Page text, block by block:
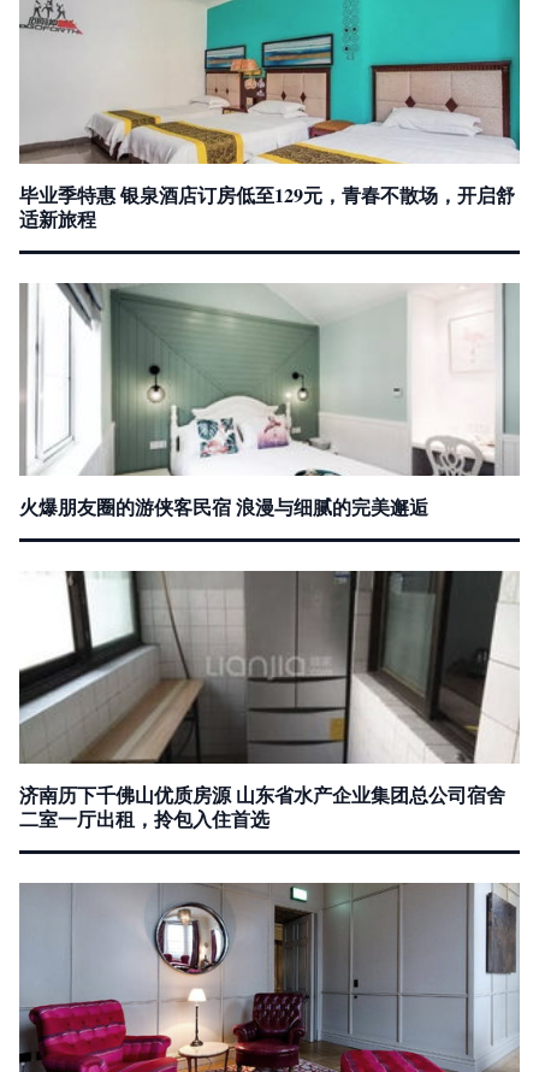
毕业季特惠 银泉酒店订房低至129元，青春不散场，开启舒
适新旅程
火爆朋友圈的游侠客民宿 浪漫与细腻的完美邂逅
济南历下千佛山优质房源 山东省水产企业集团总公司宿舍
二室一厅出租，拎包入住首选